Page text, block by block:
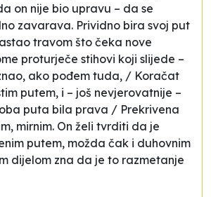
on nije bio upravu – da se
zavarava. Prividno bira svoj put
travom što čeka nove
proturječe stihovi koji slijede –
ako pođem tuda, / Koračat
putem, i – još nevjerovatnije –
puta bila prava / Prekrivena
mirnim. On želi tvrditi da je
putem, možda čak i duhovnim
dijelom zna da je to razmetanje